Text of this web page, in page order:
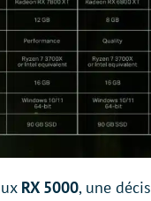
RX 5000, une